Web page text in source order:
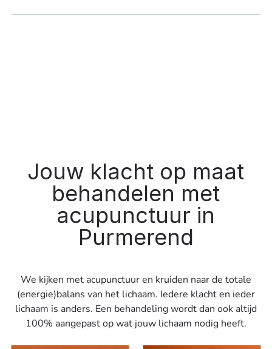
Jouw klacht op maat
behandelen met
acupunctuur in
Purmerend
We kijken met acupunctuur en kruiden naar de totale
(energie)balans van het lichaam. Iedere klacht en ieder
lichaam is anders. Een behandeling wordt dan ook altijd
100% aangepast op wat jouw lichaam nodig heeft.